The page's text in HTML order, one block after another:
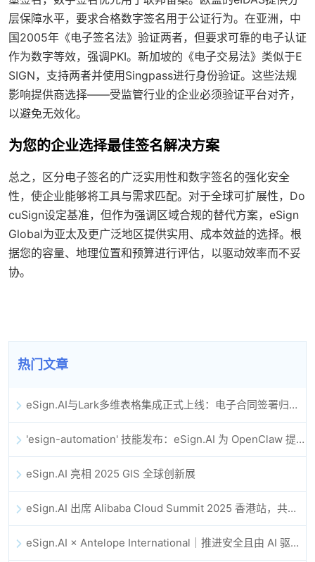
层保障水平，要求合格数字签名用于公证行为。在亚洲，中
国2005年《电子签名法》验证两者，但要求可靠的电子认证
作为数字等效，强调PKI。新加坡的《电子交易法》类似于E
SIGN，支持两者并使用Singpass进行身份验证。这些法规
影响提供商选择——受监管行业的企业必须验证平台对齐，
以避免无效化。
为您的企业选择最佳签名解决方案
总之，区分电子签名的广泛实用性和数字签名的强化安全
性，使企业能够将工具与需求匹配。对于全球可扩展性，Do
cuSign设定基准，但作为强调区域合规的替代方案，eSign
Global为亚太及更广泛地区提供实用、成本效益的选择。根
据您的容量、地理位置和预算进行评估，以驱动效率而不妥
协。
热门文章
eSign.AI与Lark多维表格集成正式上线：电子合同签署归档全程自动化
'esign-automation' 技能发布：eSign.AI 为 OpenClaw 提供自动化电子签名能力
eSign.AI 亮相 2025 GIS 全球创新展
eSign.AI 出席 Alibaba Cloud Summit 2025 香港站，共同探讨 AI 驱动的云创新与数字信任未来
eSign.AI × Antelope International｜推进安全且由 AI 驱动的数字化工作流